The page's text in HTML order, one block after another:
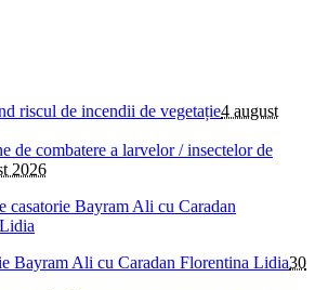
riscul de incendii de vegetație4 august
de combatere a larvelor / insectelor de
2026
Bayram Ali cu Caradan Florentina Lidia30